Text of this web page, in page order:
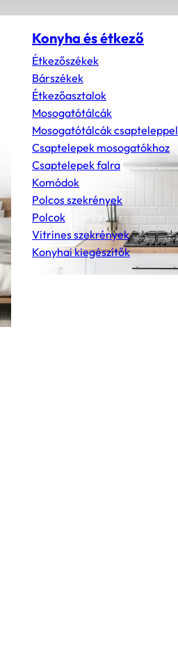
Konyha és étkező
Étkezőszékek
Bárszékek
Étkezőasztalok
Mosogatótálcák
Mosogatótálcák csapteleppel
Csaptelepek mosogatókhoz
Csaptelepek falra
Komódok
Polcos szekrények
Polcok
Vitrines szekrények
Konyhai kiegészítők